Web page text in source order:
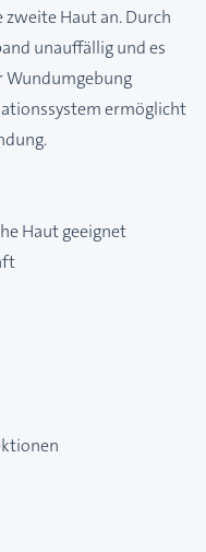
Haut an. Durch
unauffällig und es
Wundumgebung
ermöglicht
Haut geeignet